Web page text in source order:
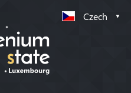
Czech